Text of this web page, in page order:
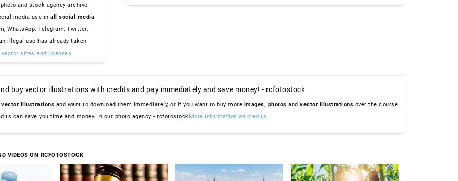
and stock agency archive -
media use in all social media
WhatsApp, Telegram, Twitter,
illegal use has already taken
sizes and licenses
buy vector illustrations with credits and pay immediately and save money! - rcfotostock
vector illustrations and want to download them immediately, or if you want to buy more images, photos and vector illustrations over the course
can save you time and money. In our photo agency - rcfotostockMore information on credits
VIDEOS ON RCFOTOSTOCK